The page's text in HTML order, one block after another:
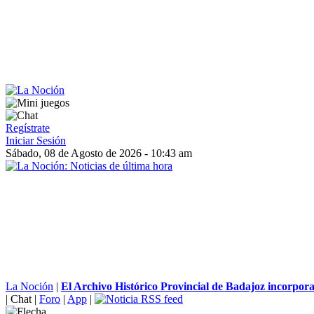
Regístrate
Iniciar Sesión
Sábado, 08 de Agosto de 2026 - 10:43 am
La Noción | El Archivo Histórico Provincial de Badajoz
| Chat | Foro | App |